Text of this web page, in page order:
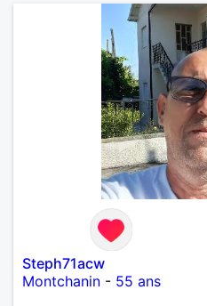
Steph71acw
Montchanin - 55 ans